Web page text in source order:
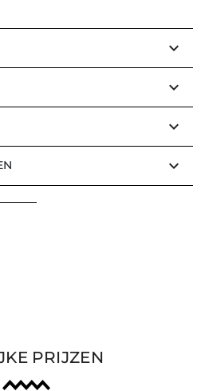
keyboard_arrow_down
keyboard_arrow_down
keyboard_arrow_down
keyboard_arrow_down
PRIJZEN